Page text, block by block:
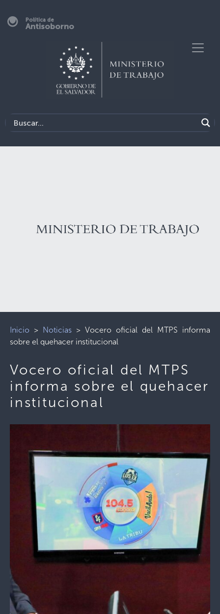
Política de
Antisoborno
Inicio > Noticias > Vocero oficial del MTPS informa
sobre el quehacer institucional
Vocero oficial del MTPS
informa sobre el quehacer
institucional